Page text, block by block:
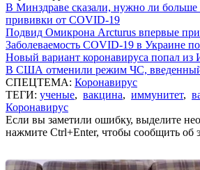
В Минздраве сказали, нужно ли больше
прививки от COVID-19
Подвид Омикрона Arcturus впервые
Заболеваемость COVID-19 в Украине
Новый вариант коронавируса попал
В США отменили режим ЧС,
СПЕЦТЕМА: Коронавирус
ТЕГИ: ученые, вакцина, иммунитет,
Коронавирус
Если вы заметили ошибку, выделите
нажмите Ctrl+Enter, чтобы сообщить об